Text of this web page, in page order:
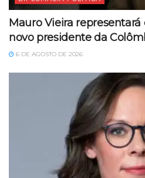
Mauro Vieira representará
novo presidente da
6 DE AGOSTO DE 2026